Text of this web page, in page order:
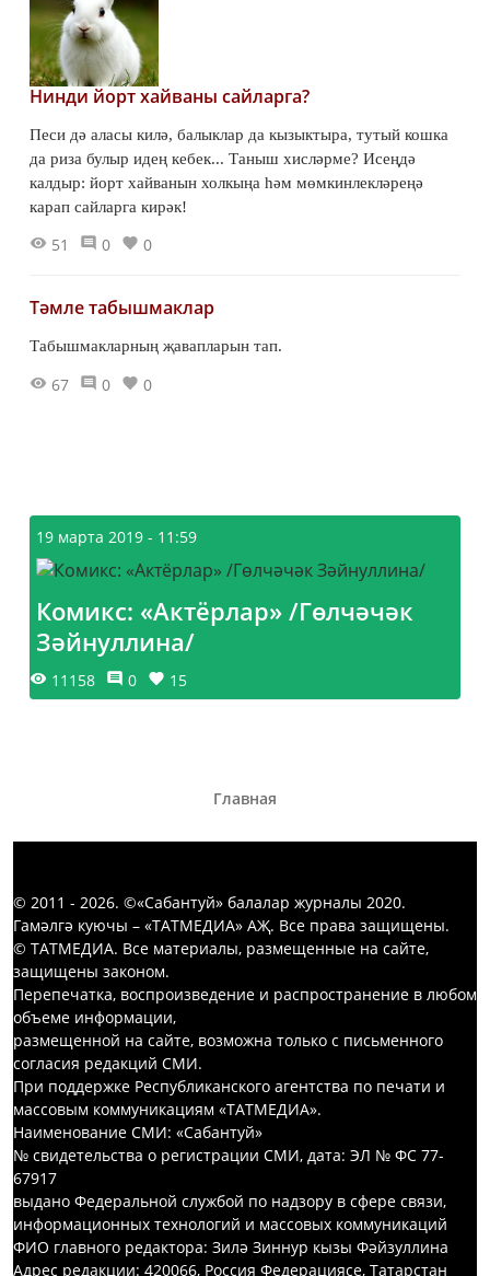
Нинди йорт хайваны сайларга?
Песи дә аласы килә, балыклар да кызыктыра, тутый кошка
да риза булыр идең кебек... Таныш хисләрме? Исеңдә
калдыр: йорт хайванын холкыңа һәм мөмкинлекләреңә
карап сайларга кирәк!
51 0 0
Тәмле табышмаклар
Табышмакларның җавапларын тап.
67 0 0
19 марта 2019 - 11:59
Комикс: «Актёрлар» /Гөлчәчәк
Зәйнуллина/
11158 0 15
Главная
© 2011 - 2026. ©«Сабантуй» балалар журналы 2020.
Гамәлгә куючы – «ТАТМЕДИА» АҖ. Все права защищены.
© ТАТМЕДИА. Все материалы, размещенные на сайте,
защищены законом.
Перепечатка, воспроизведение и распространение в любом
объеме информации,
размещенной на сайте, возможна только с письменного
согласия редакций СМИ.
При поддержке Республиканского агентства по печати и
массовым коммуникациям «ТАТМЕДИА».
Наименование СМИ: «Сабантуй»
№ свидетельства о регистрации СМИ, дата: ЭЛ № ФС 77-
67917
выдано Федеральной службой по надзору в сфере связи,
информационных технологий и массовых коммуникаций
ФИО главного редактора: Зилә Зиннур кызы Фәйзуллина
Адрес редакции: 420066, Россия Федерациясе, Татарстан